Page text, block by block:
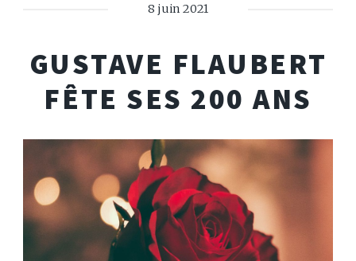
8 juin 2021
GUSTAVE FLAUBERT
FÊTE SES 200 ANS